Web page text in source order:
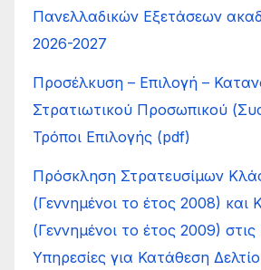
Πανελλαδικών Εξετάσεων
2026-2027
Προσέλκυση – Επιλογή –
Στρατιωτικού Προσωπικού
Τρόποι Επιλογής (pdf)
Πρόσκληση Στρατευσίμων
(Γεννημένοι το έτος 2008) και
(Γεννημένοι το έτος 2009)
Υπηρεσίες για Κατάθεση